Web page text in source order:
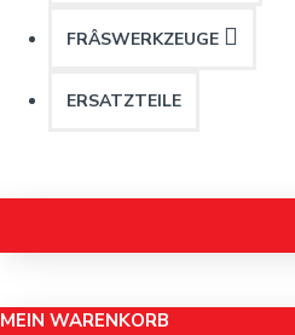
FRÂSWERKZEUGE
ERSATZTEILE
MEIN WARENKORB